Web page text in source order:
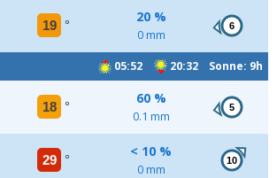
19 °
20 %
0 mm
6
05:52 20:32 Sonne: 9h
18 °
60 %
0.1 mm
5
29 °
< 10 %
0 mm
10